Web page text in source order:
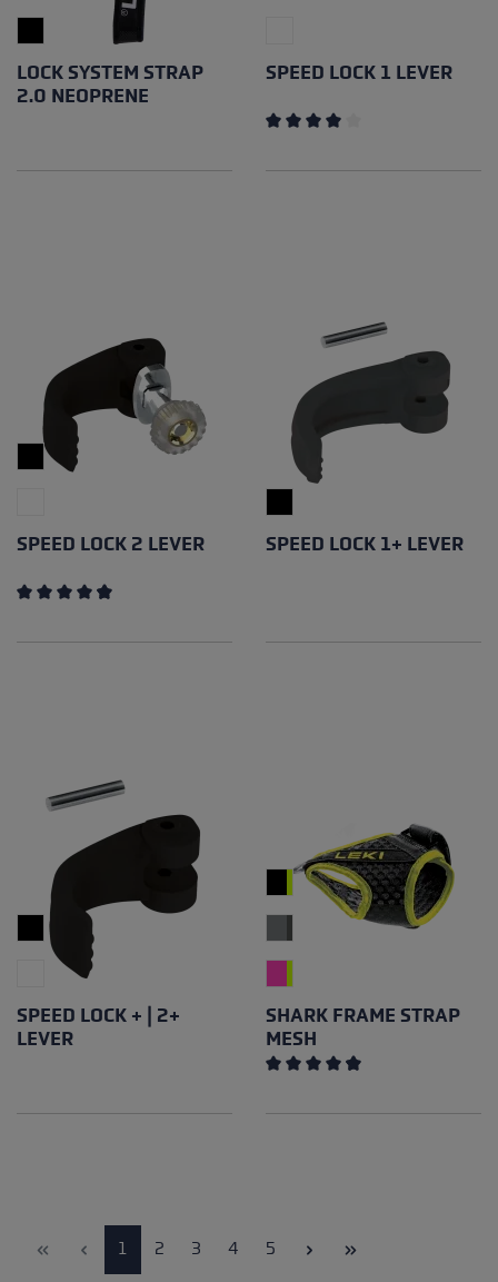
LOCK SYSTEM STRAP
2.0 NEOPRENE
SPEED LOCK 1 LEVER
SPEED LOCK 2 LEVER SPEED LOCK 1+ LEVER
SPEED LOCK + | 2+
LEVER
SHARK FRAME STRAP
MESH
Page
1 Page
2 Page
3 Page
4 Page
5